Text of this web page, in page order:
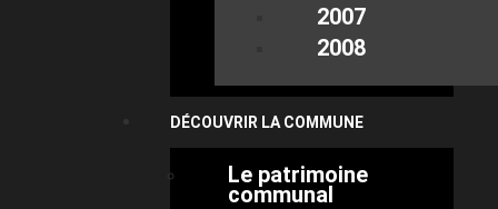
2007
2008
DÉCOUVRIR LA COMMUNE
Le patrimoine
communal